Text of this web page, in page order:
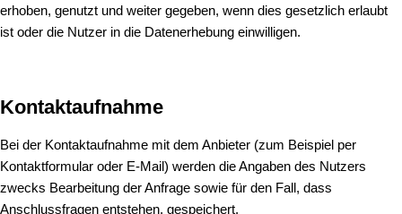
erhoben, genutzt und weiter gegeben, wenn dies gesetzlich erlaubt
ist oder die Nutzer in die Datenerhebung einwilligen.
Kontaktaufnahme
Bei der Kontaktaufnahme mit dem Anbieter (zum Beispiel per
Kontaktformular oder E-Mail) werden die Angaben des Nutzers
zwecks Bearbeitung der Anfrage sowie für den Fall, dass
Anschlussfragen entstehen, gespeichert.